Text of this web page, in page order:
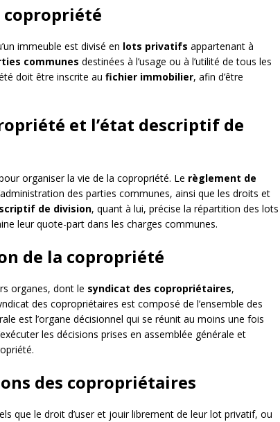
copropriété
immeuble est divisé en lots privatifs appartenant à
communes destinées à l’usage ou à l’utilité de tous les
doit être inscrite au fichier immobilier, afin d’être
et l’état descriptif de
organiser la vie de la copropriété. Le règlement de
des parties communes, ainsi que les droits et
de division, quant à lui, précise la répartition des lots
leur quote-part dans les charges communes.
de la copropriété
organes, dont le syndicat des copropriétaires,
des copropriétaires est composé de l’ensemble des
est l’organe décisionnel qui se réunit au moins une fois
les décisions prises en assemblée générale et
des copropriétaires
que le droit d’user et jouir librement de leur lot privatif, ou